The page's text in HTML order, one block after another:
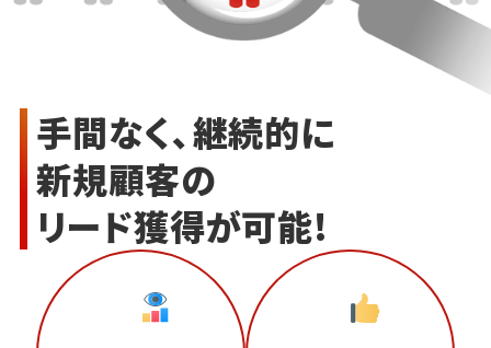
手間なく、継続的に
新規顧客の
リード獲得が可能!